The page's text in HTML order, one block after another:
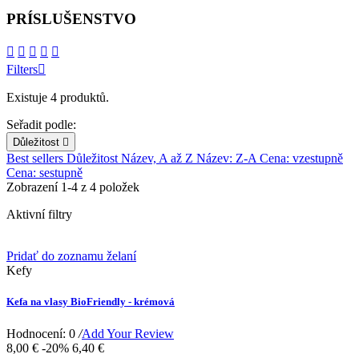
PRÍSLUŠENSTVO
    
Filters
Existuje 4 produktů.
Seřadit podle:
Důležitost 
Best sellers Důležitost Název, A až Z Název: Z-A Cena: vzestupně
Cena: sestupně
Zobrazení 1-4 z 4 položek
Aktivní filtry
Pridať do zoznamu želaní
Kefy
Kefa na vlasy BioFriendly - krémová
Hodnocení: 0 /Add Your Review
8,00 € -20% 6,40 €